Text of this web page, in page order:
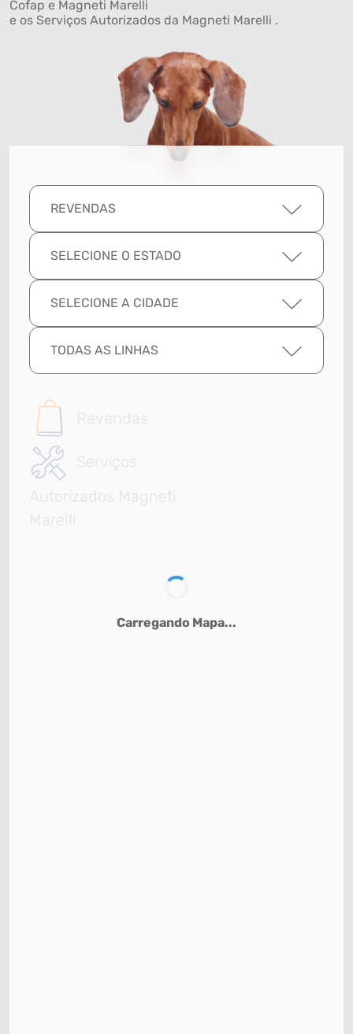
Cofap e Magneti Marelli
e os Serviços Autorizados da Magneti Marelli .
REVENDAS
SELECIONE O ESTADO
SELECIONE A CIDADE
TODAS AS LINHAS
Revendas
Serviços
Autorizados Magneti
Marelli
Carregando Mapa...